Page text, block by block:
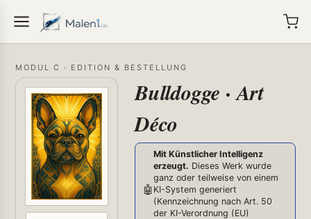
MODUL C · EDITION & BESTELLUNG
Bulldogge · Art
Déco
🤖
Mit Künstlicher Intelligenz
erzeugt. Dieses Werk wurde
ganz oder teilweise von einem
KI-System generiert
(Kennzeichnung nach Art. 50
der KI-Verordnung (EU)